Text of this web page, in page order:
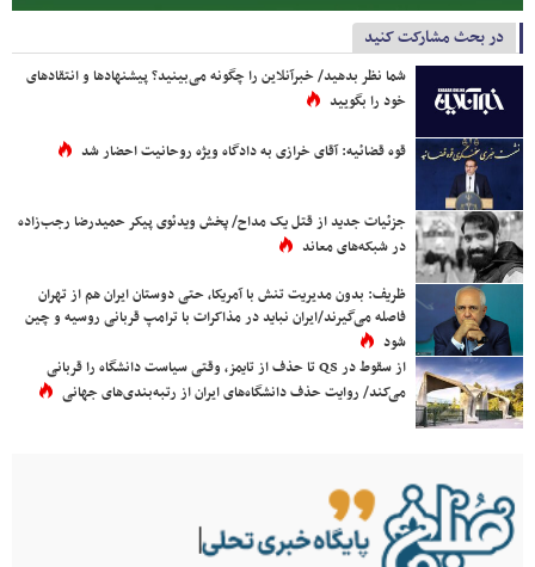
در بحث مشارکت کنید
شما نظر بدهید/ خبرآنلاین را چگونه می‌بینید؟ پیشنهادها و انتقادهای
خود را بگویید
قوه قضائیه: آقای خرازی به دادگاه ویژه روحانیت احضار شد
جزئیات جدید از قتل یک مداح/ پخش ویدئوی پیکر حمیدرضا رجب‌زاده
در شبکه‌های معاند
ظریف: بدون مدیریت تنش با آمریکا، حتی دوستان ایران هم از تهران
فاصله می‌گیرند/ایران نباید در مذاکرات با ترامپ قربانی روسیه و چین
شود
از سقوط در QS تا حذف از تایمز، وقتی سیاست دانشگاه را قربانی
می‌کند/ روایت حذف دانشگاه‌های ایران از رتبه‌بندی‌های جهانی